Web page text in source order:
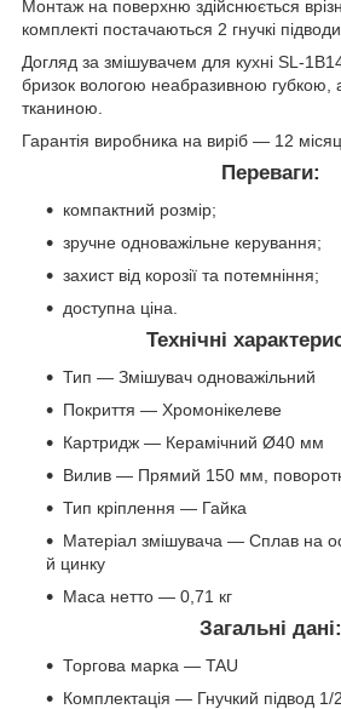
Монтаж на поверхню здійснюється
комплекті постачаються 2 гнучкі
Догляд за змішувачем для кухні SL-
бризок вологою неабразивною губкою,
тканиною.
Гарантія виробника на виріб — 12
Переваги:
компактний розмір;
зручне одноважільне керування;
захист від корозії та потемніння;
доступна ціна.
Технічні
Тип — Змішувач одноважільний
Покриття — Хромонікелеве
Картридж — Керамічний Ø40 мм
Вилив — Прямий 150 мм,
Тип кріплення — Гайка
Матеріал змішувача — Сплав на
й цинку
Маса нетто — 0,71 кг
Загальні дані:
Торгова марка — TAU
Комплектація — Гнучкий підвод